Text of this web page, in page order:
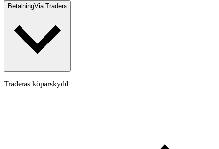
BetalningVia Tradera
Traderas köparskydd